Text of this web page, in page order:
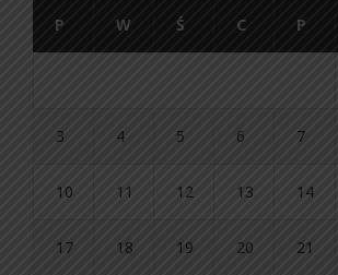
P W Ś C P
3 4 5 6 7
10 11 12 13 14
17 18 19 20 21